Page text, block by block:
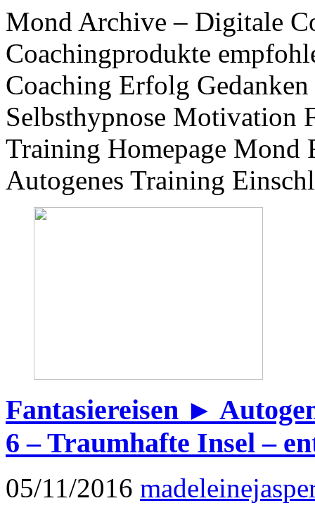
Mond Archive – Digitale
Coachingprodukte
Coaching Erfolg
Selbsthypnose Motivation
Training Homepage Mond
Autogenes Training
Fantasiereisen ►
6 – Traumhafte Insel –
05/11/2016